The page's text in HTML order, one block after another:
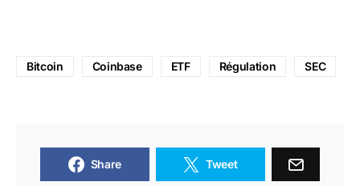
Bitcoin Coinbase ETF Régulation SEC
Share Tweet